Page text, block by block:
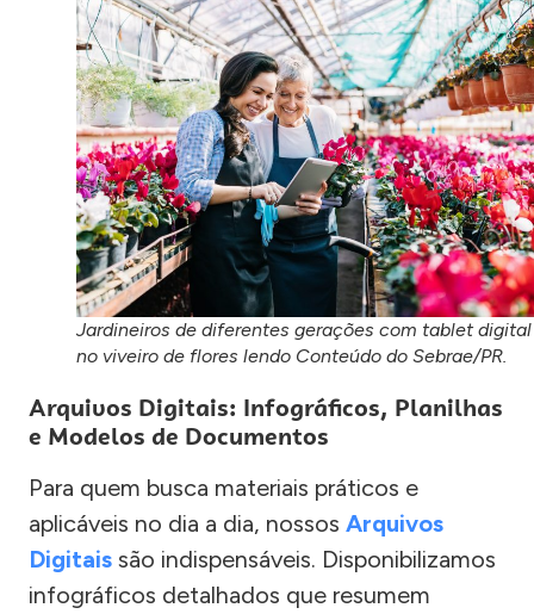
Jardineiros de diferentes gerações com tablet digital
no viveiro de flores lendo Conteúdo do Sebrae/PR.
Arquivos Digitais: Infográficos, Planilhas
e Modelos de Documentos
Para quem busca materiais práticos e
aplicáveis no dia a dia, nossos Arquivos
Digitais são indispensáveis. Disponibilizamos
infográficos detalhados que resumem